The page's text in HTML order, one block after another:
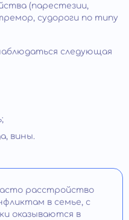
(парестезии,
судороги по типу
следующая
вины.
расстройство
в семье, с
оказываются в